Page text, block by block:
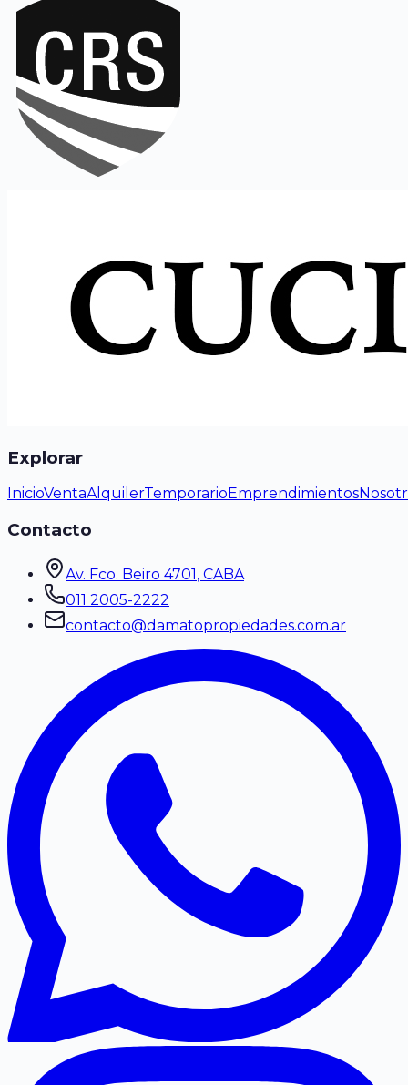
Explorar
InicioVentaAlquilerTemporario Emprendimientos
Contacto
Av. Fco. Beiro 4701, CABA
011 2005-2222
contacto@damatopropiedades.com.ar